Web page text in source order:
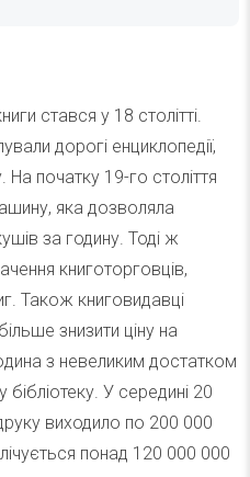
стався у 18 столітті.
дорогі енциклопедії,
початку 19-го століття
яка дозволяла
за годину. Тоді ж
книготорговців,
Також книговидавці
знизити ціну на
з невеликим достатком
У середині 20
виходило по 200 000
понад 120 000 000